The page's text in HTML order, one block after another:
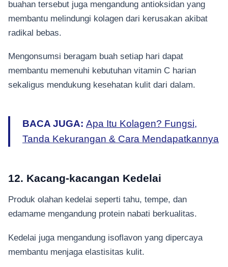
buahan tersebut juga mengandung antioksidan yang
membantu melindungi kolagen dari kerusakan akibat
radikal bebas.
Mengonsumsi beragam buah setiap hari dapat
membantu memenuhi kebutuhan vitamin C harian
sekaligus mendukung kesehatan kulit dari dalam.
BACA JUGA: Apa Itu Kolagen? Fungsi,
Tanda Kekurangan & Cara Mendapatkannya
12. Kacang-kacangan Kedelai
Produk olahan kedelai seperti tahu, tempe, dan
edamame mengandung protein nabati berkualitas.
Kedelai juga mengandung isoflavon yang dipercaya
membantu menjaga elastisitas kulit.